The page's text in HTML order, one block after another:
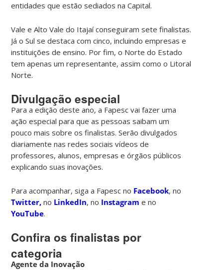
entidades que estão sediados na Capital.
Vale e Alto Vale do Itajaí conseguiram sete finalistas.
Já o Sul se destaca com cinco, incluindo empresas e
instituições de ensino. Por fim, o Norte do Estado
tem apenas um representante, assim como o Litoral
Norte.
Divulgação especial
Para a edição deste ano, a Fapesc vai fazer uma
ação especial para que as pessoas saibam um
pouco mais sobre os finalistas. Serão divulgados
diariamente nas redes sociais vídeos de
professores, alunos, empresas e órgãos públicos
explicando suas inovações.
Para acompanhar, siga a Fapesc no Facebook, no
Twitter, no LinkedIn, no Instagram e no
YouTube.
Confira os finalistas por
categoria
Agente da Inovação